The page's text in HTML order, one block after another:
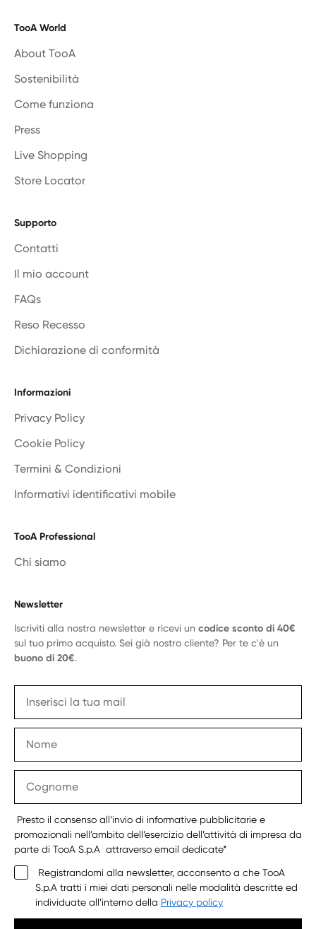
TooA World
About TooA
Sostenibilità
Come funziona
Press
Live Shopping
Store Locator
Supporto
Contatti
Il mio account
FAQs
Reso Recesso
Dichiarazione di conformità
Informazioni
Privacy Policy
Cookie Policy
Termini & Condizioni
Informativi identificativi mobile
TooA Professional
Chi siamo
Newsletter
Iscriviti alla nostra newsletter e ricevi un codice sconto di 40€
sul tuo primo acquisto. Sei già nostro cliente? Per te c'è un
buono di 20€.
Presto il consenso all’invio di informative pubblicitarie e
promozionali nell’ambito dell’esercizio dell’attività di impresa da
parte di TooA S.p.A attraverso email dedicate*
Registrandomi alla newsletter, acconsento a che TooA
S.p.A tratti i miei dati personali nelle modalità descritte ed
individuate all’interno della Privacy policy